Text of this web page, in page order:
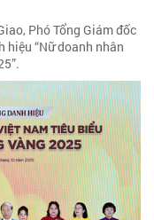
Phó Tổng Giám đốc
hiệu “Nữ doanh nhân